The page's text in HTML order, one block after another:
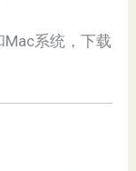
Mac系统，下载